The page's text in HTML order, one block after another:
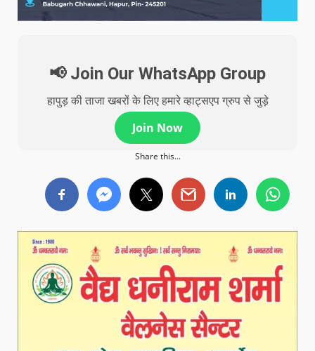
📢 Join Our WhatsApp Group
हापुड़ की ताजा खबरों के लिए हमारे व्हाट्सएप ग्रुप से जुड़े
Join Now
Share this...